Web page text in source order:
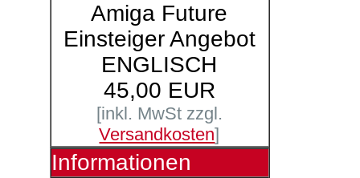
Amiga Future
Einsteiger Angebot
ENGLISCH
45,00 EUR
[inkl. MwSt zzgl.
Versandkosten]
Informationen